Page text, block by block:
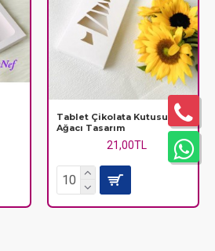
Tablet Çikolata Kutusu Çam
Ağacı Tasarım
21,00TL